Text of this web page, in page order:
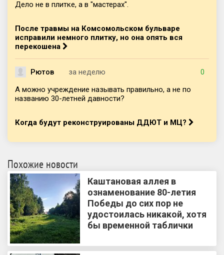
Дело не в плитке, а в "мастерах".
После травмы на Комсомольском бульваре
исправили немного плитку, но она опять вся
перекошена
Рютов за неделю
0
А можно учреждение называть правильно, а не по
названию 30-летней давности?
Когда будут реконструированы ДДЮТ и МЦ?
Похожие новости
Каштановая аллея в
ознаменование 80-летия
Победы до сих пор не
удостоилась никакой, хотя
бы временной таблички